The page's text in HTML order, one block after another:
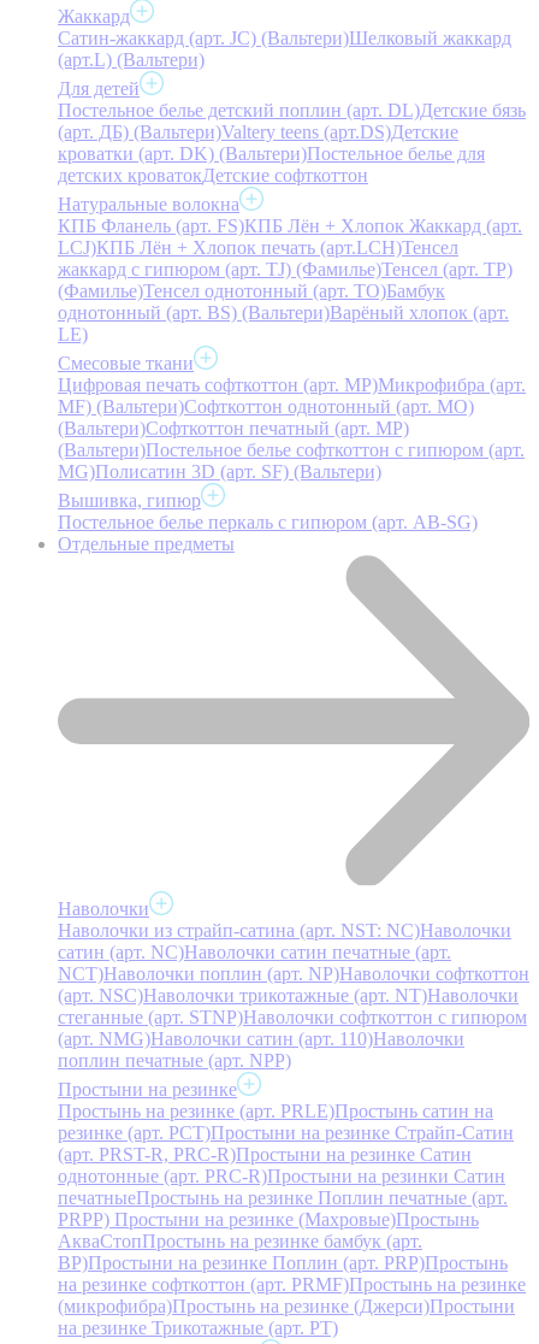
Жаккард
Сатин-жаккард (арт. JC) (Вальтери)Шелковый жаккард
(арт.L) (Вальтери)
Для детей
Постельное белье детский поплин (арт. DL)Детские бязь
(арт. ДБ) (Вальтери)Valtery teens (арт.DS)Детские
кроватки (арт. DK) (Вальтери)Постельное белье для
детских кроватокДетские софткоттон
Натуральные волокна
КПБ Фланель (арт. FS)КПБ Лён + Хлопок Жаккард (арт.
LCJ)КПБ Лён + Хлопок печать (арт.LCH)Тенсел
жаккард с гипюром (арт. TJ) (Фамилье)Тенсел (арт. ТР)
(Фамилье)Тенсел однотонный (арт. TO)Бамбук
однотонный (арт. BS) (Вальтери)Варёный хлопок (арт.
LE)
Смесовые ткани
Цифровая печать софткоттон (арт. MP)Микрофибра (арт.
MF) (Вальтери)Софткоттон однотонный (арт. MO)
(Вальтери)Софткоттон печатный (арт. MР)
(Вальтери)Постельное белье софткоттон с гипюром (арт.
MG)Полисатин 3D (арт. SF) (Вальтери)
Вышивка, гипюр
Постельное белье перкаль с гипюром (арт. AB-SG)
Отдельные предметы
Наволочки
Наволочки из страйп-сатина (арт. NST: NC)Наволочки
сатин (арт. NC)Наволочки сатин печатные (арт.
NCT)Наволочки поплин (арт. NP)Наволочки софткоттон
(арт. NSC)Наволочки трикотажные (арт. NT)Наволочки
стеганные (арт. STNP)Наволочки софткоттон с гипюром
(арт. NMG)Наволочки сатин (арт. 110)Наволочки
поплин печатные (арт. NPP)
Простыни на резинке
Простынь на резинке (арт. PRLE)Простынь сатин на
резинке (арт. PCT)Простыни на резинке Страйп-Сатин
(арт. PRST-R, PRC-R)Простыни на резинке Сатин
однотонные (арт. PRC-R)Простыни на резинки Сатин
печатныеПростынь на резинке Поплин печатные (арт.
PRPP) Простыни на резинке (Махровые)Простынь
АкваСтопПростынь на резинке бамбук (арт.
BP)Простыни на резинке Поплин (арт. PRP)Простынь
на резинке софткоттон (арт. PRMF)Простынь на резинке
(микрофибра)Простынь на резинке (Джерси)Простыни
на резинке Трикотажные (арт. РТ)